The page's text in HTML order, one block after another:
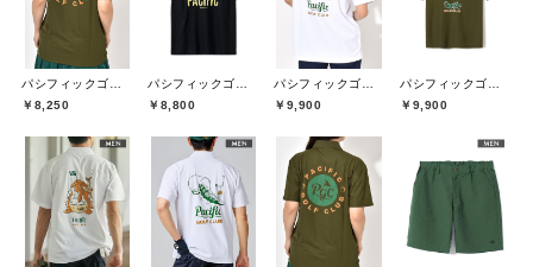
￥8,250
￥8,800
￥9,900
￥9,900